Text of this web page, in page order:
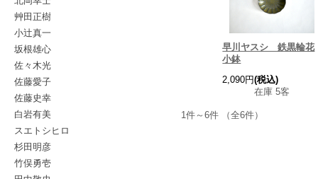
艸田正樹
小辻真一
坂根雄心
佐々木光
佐藤愛子
佐藤史幸
白岩有美
スエトシヒロ
杉田明彦
竹俣勇壱
早川ヤスシ 鉄黒輪花
小鉢
2,090円(税込)
在庫 5客
1件～6件 （全6件）